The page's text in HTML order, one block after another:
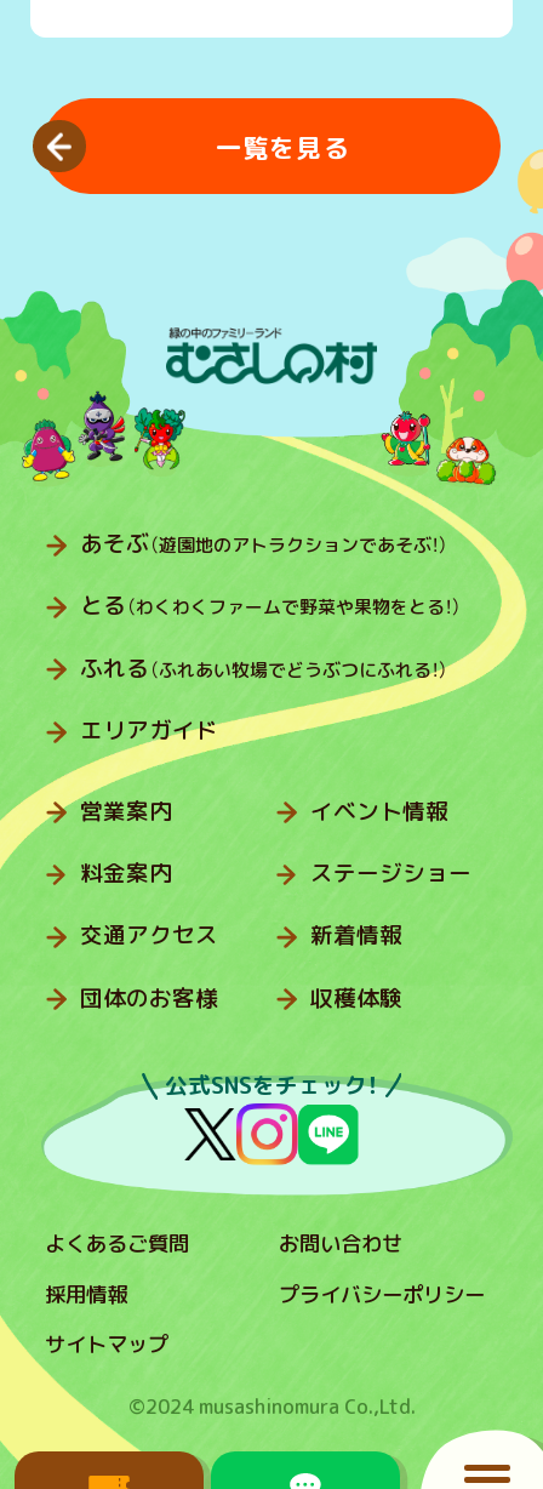
一覧を見る
あそぶ（遊園地のアトラクションであそぶ！）
とる （わくわくファームで野菜や果物をとる！）
ふれる （ふれあい牧場でどうぶつにふれる！）
エリアガイド
営業案内
料金案内
交通アクセス
団体のお客様
イベント情報
ステージショー
新着情報
収穫体験
公式SNSをチェック！
よくあるご質問
お問い合わせ
採用情報
プライバシーポリシー
サイトマップ
©2024 musashinomura Co.,Ltd.